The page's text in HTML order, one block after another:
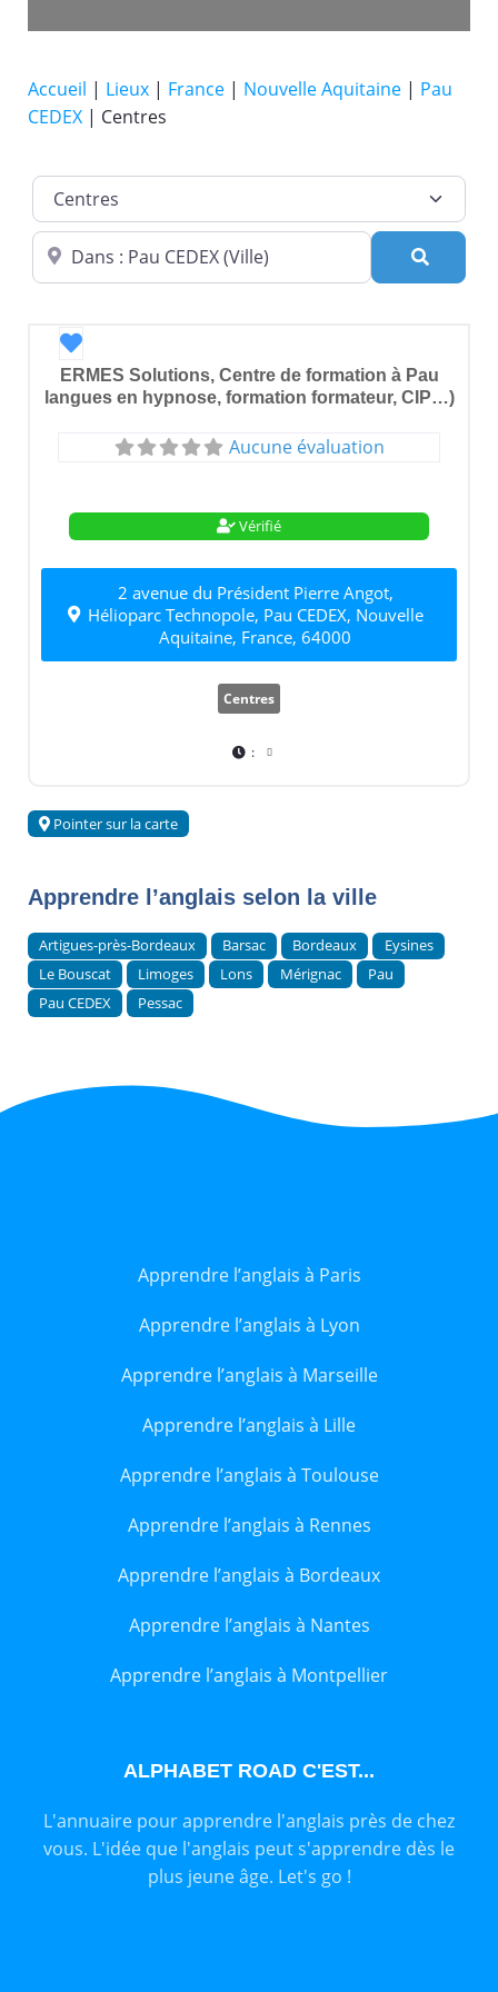
Accueil | Lieux | France | Nouvelle Aquitaine | Pau
CEDEX | Centres
Catégorie de lieu
Dans quelle ville ?
Favori
ERMES Solutions, Centre de formation à Pau
langues en hypnose, formation formateur, CIP…)
Aucune évaluation
Vérifié
2 avenue du Président Pierre Angot,
Hélioparc Technopole, Pau CEDEX, Nouvelle
Aquitaine, France, 64000
Centres
:
Pointer sur la carte
Apprendre l’anglais selon la ville
Artigues-près-Bordeaux Barsac Bordeaux
Eysines
Le Bouscat
Limoges Lons Mérignac
Pau
Pau CEDEX
Pessac
Apprendre l’anglais à Paris
Apprendre l’anglais à Lyon
Apprendre l’anglais à Marseille
Apprendre l’anglais à Lille
Apprendre l’anglais à Toulouse
Apprendre l’anglais à Rennes
Apprendre l’anglais à Bordeaux
Apprendre l’anglais à Nantes
Apprendre l’anglais à Montpellier
ALPHABET ROAD C'EST...
L'annuaire pour apprendre l'anglais près de chez
vous. L'idée que l'anglais peut s'apprendre dès le
plus jeune âge. Let's go !